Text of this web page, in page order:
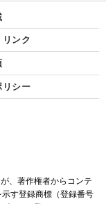
ンク
リシー
、著作権者からコンテ
す登録商標（登録番号